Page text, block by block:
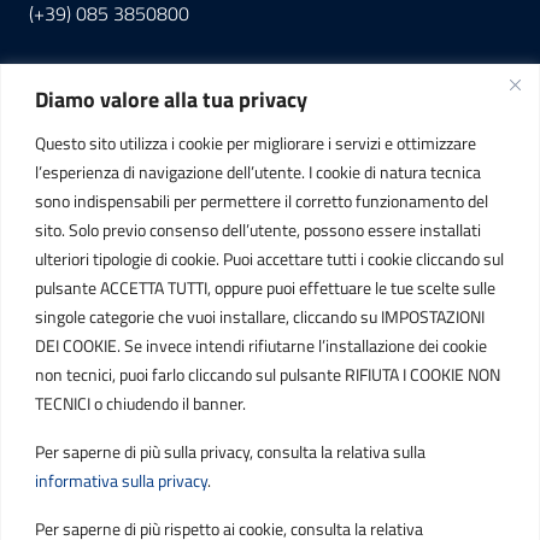
Diamo valore alla tua privacy
Questo sito utilizza i cookie per migliorare i servizi e ottimizzare
l’esperienza di navigazione dell’utente. I cookie di natura tecnica
sono indispensabili per permettere il corretto funzionamento del
sito. Solo previo consenso dell’utente, possono essere installati
ulteriori tipologie di cookie. Puoi accettare tutti i cookie cliccando sul
pulsante ACCETTA TUTTI, oppure puoi effettuare le tue scelte sulle
singole categorie che vuoi installare, cliccando su IMPOSTAZIONI
DEI COOKIE. Se invece intendi rifiutarne l’installazione dei cookie
non tecnici, puoi farlo cliccando sul pulsante RIFIUTA I COOKIE NON
TECNICI o chiudendo il banner.
Per saperne di più sulla privacy, consulta la relativa sulla
informativa sulla privacy.
Per saperne di più rispetto ai cookie, consulta la relativa
(+39) 085 3850800
INFORMAZIONI
C.F. / P.IVA
IT01807790686
POSTA ELETTRONICA
PEC
protocollo.sogetspa@pec.it
contribuenti@sogetspa.it